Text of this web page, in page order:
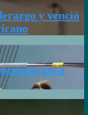
y venció
para